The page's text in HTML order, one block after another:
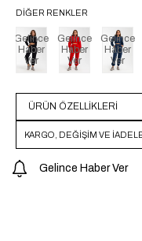
DIĞER RENKLER
Gelince
Haber
Ver
Gelince
Haber
Ver
Gelince
Haber
Ver
ÜRÜN ÖZELLIKLERI
KARGO, DEĞİŞİM VE
Gelince Haber Ver